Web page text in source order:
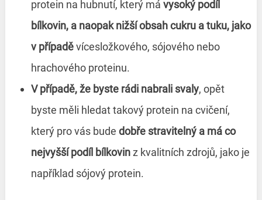
protein na hubnutí, který má vysoký podíl
bílkovin, a naopak nižší obsah cukru a tuku, jako
v případěvícesložkového, sójového nebo
hrachového proteinu.
V případě, že byste rádi nabrali svaly, opět
byste měli hledat takový protein na cvičení,
který pro vás bude dobře stravitelný a má co
nejvyšší podíl bílkovinz kvalitních zdrojů, jako je
například sójový protein.